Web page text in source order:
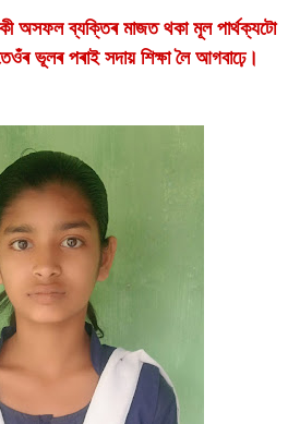
অসফল ব্যক্তিৰ মাজত থকা মূল পাৰ্থক্যটো
ভূলৰ পৰাই সদায় শিক্ষা লৈ আগবাঢ়ে।